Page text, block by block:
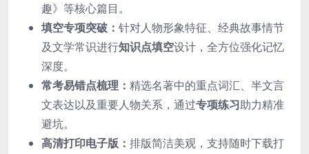
趣》等核心篇目。
填空专项突破： 针对人物形象特征、经典故事情节
及文学常识进行知识点填空设计，全方位强化记忆
深度。
常考易错点梳理： 精选名著中的重点词汇、半文言
文表达以及重要人物关系，通过专项练习助力精准
避坑。
高清打印电子版： 排版简洁美观，支持随时下载打